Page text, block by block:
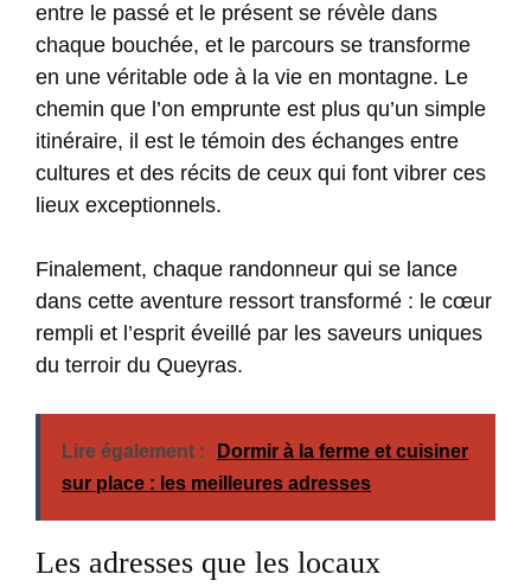
entre le passé et le présent se révèle dans
chaque bouchée, et le parcours se transforme
en une véritable ode à la vie en montagne. Le
chemin que l’on emprunte est plus qu’un simple
itinéraire, il est le témoin des échanges entre
cultures et des récits de ceux qui font vibrer ces
lieux exceptionnels.
Finalement, chaque randonneur qui se lance
dans cette aventure ressort transformé : le cœur
rempli et l’esprit éveillé par les saveurs uniques
du terroir du Queyras.
Lire également :
Dormir à la ferme et cuisiner
sur place : les meilleures adresses
Les adresses que les locaux